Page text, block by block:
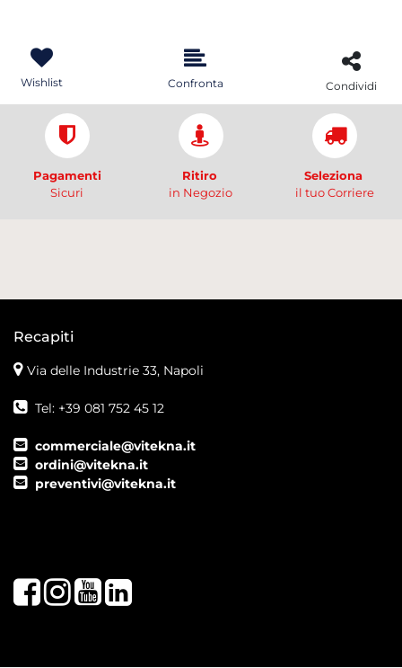
Wishlist Confronta Condividi
Pagamenti
Sicuri
Ritiro
in Negozio
Seleziona
il tuo Corriere
Recapiti
Via delle Industrie 33, Napoli
Tel: +39 081 752 45 12
commerciale@vitekna.it
ordini@vitekna.it
preventivi@vitekna.it
FacebookInstagram
YoutubeLinkedIn